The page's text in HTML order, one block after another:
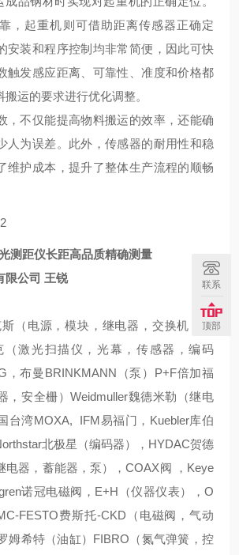
，起重机则可借助距离传感器正确定
安装和程序控制均非常简便，因此可快
触发感应距离、可靠性、准度和价格都
运的要求进行优化调整。
，不仅能提高物料搬运的效率，还能确
人为误差。此外，传感器的耐用性和稳
维护成本，提升了整体生产流程的顺畅
测距仪长距高品质精确测量
限公司 王锐
（电源，模块，继电器，交换机，防
（激光扫描仪，光幕，传感器，编码
，布曼BRINKMANN（泵）P+F倍加福
，安全栅）Weidmuller魏德米勒（继电
台湾MOXA, IFM易福门，Kuebler库伯
北极星（编码器），HYDAC贺德
电器，蓄能器，泵），COAX阀 ，Keye
诺冠电磁阀，E+H（仪器仪表），O
FESTO费斯托-CKD（电磁阀，气动
姆希特（油缸）FIBRO（氮气弹簧，控
联系
顶部